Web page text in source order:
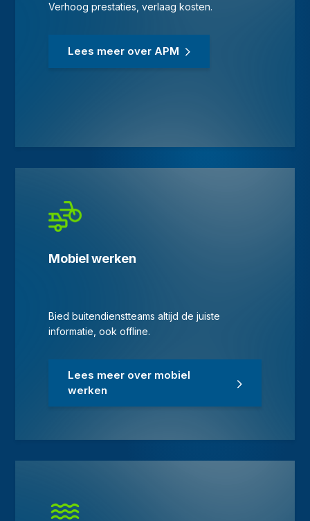
Verhoog prestaties, verlaag kosten.
Lees meer over APM
Mobiel werken
Bied buitendienstteams altijd de juiste
informatie, ook offline.
Lees meer over mobiel
werken